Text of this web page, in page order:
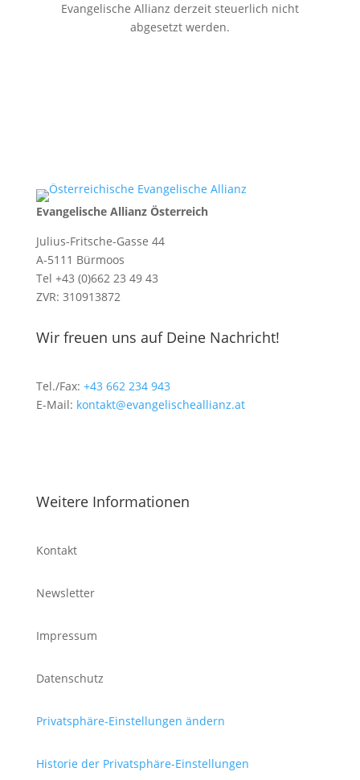
Evangelische Allianz derzeit steuerlich nicht
abgesetzt werden.
Evangelische Allianz Österreich
Julius-Fritsche-Gasse 44
A-5111 Bürmoos
Tel +43 (0)662 23 49 43
ZVR: 310913872
Wir freuen uns auf Deine Nachricht!
Tel./Fax: +43 662 234 943
E-Mail: kontakt@evangelischeallianz.at
Weitere Informationen
Kontakt
Newsletter
Impressum
Datenschutz
Privatsphäre-Einstellungen ändern
Historie der Privatsphäre-Einstellungen